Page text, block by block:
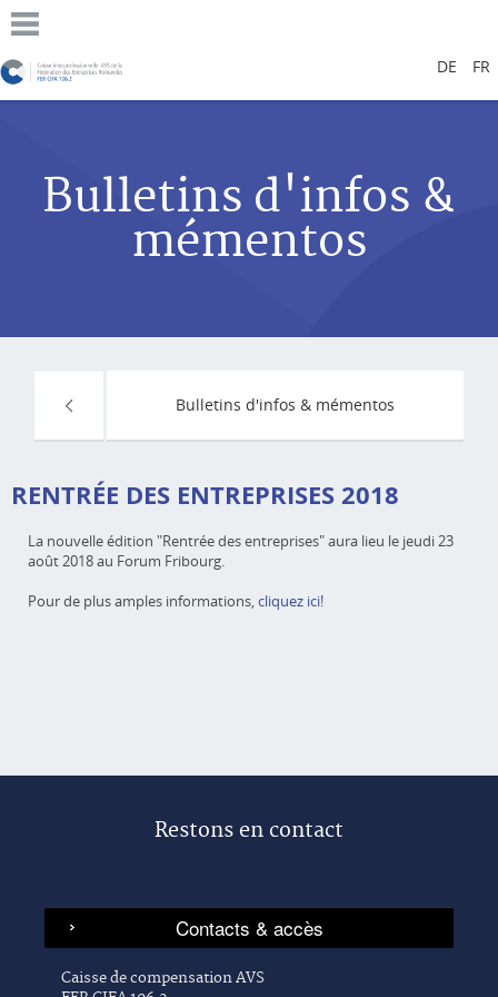
DE FR
Bulletins d'infos &
mémentos
Bulletins d'infos & mémentos
RENTRÉE DES ENTREPRISES 2018
La nouvelle édition "Rentrée des entreprises" aura lieu le jeudi 23
août 2018 au Forum Fribourg.
Pour de plus amples informations,cliquez ici!
Restons en contact
Caisse de compensation AVS